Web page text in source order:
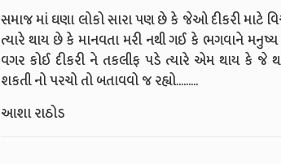
સમાજ માં ઘણા લોકો સારા પણ છે કે જેઓ દીકરી માટે
ત્યારે થાય છે કે માનવતા મરી નથી ગઈ કે ભગવાને
વગર કોઈ દીકરી ને તકલીફ પડે ત્યારે એમ થાય કે
શકતી નો પરચો તો બતાવવો જ રહ્યો.........
આશા રાઠોડ